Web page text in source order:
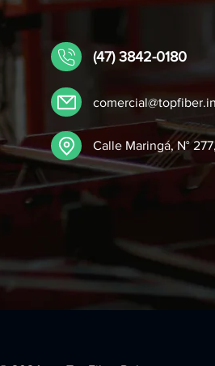
(47) 3842-0180
Calle Maringá, N°